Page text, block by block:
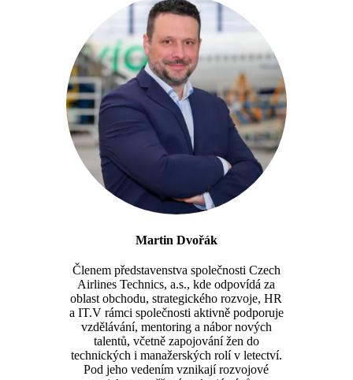
Martin Dvořák
Členem představenstva společnosti Czech
Airlines Technics, a.s., kde odpovídá za
oblast obchodu, strategického rozvoje, HR
a IT.V rámci společnosti aktivně podporuje
vzdělávání, mentoring a nábor nových
talentů, včetně zapojování žen do
technických i manažerských rolí v letectví.
Pod jeho vedením vznikají rozvojové